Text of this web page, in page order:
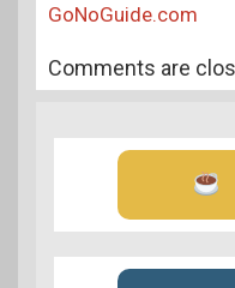
GoNoGuide.com
Comments are